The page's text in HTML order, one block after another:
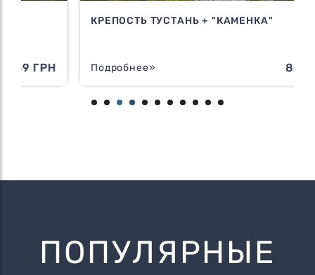
КРЕПОСТЬ ТУСТАНЬ + "КАМЕНКА"
Подробнее»
ПОПУЛЯРНЫЕ